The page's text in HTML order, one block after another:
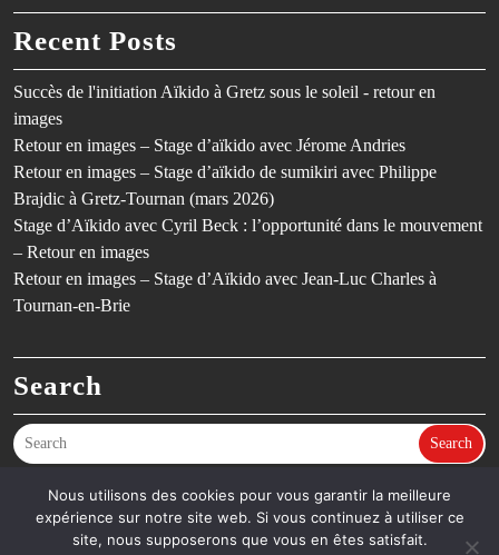
Recent Posts
Succès de l'initiation Aïkido à Gretz sous le soleil - retour en
images
Retour en images – Stage d’aïkido avec Jérome Andries
Retour en images – Stage d’aïkido de sumikiri avec Philippe
Brajdic à Gretz-Tournan (mars 2026)
Stage d’Aïkido avec Cyril Beck : l’opportunité dans le mouvement
– Retour en images
Retour en images – Stage d’Aïkido avec Jean-Luc Charles à
Tournan-en-Brie
Search
Search
©SCGT Aïkido – Aïkido en Seine-et-Marne (77) – Dojo de Gretz-
Armainvilliers & Tournan-en-Brie - Thème FitnessBy Ovation
Nous utilisons des cookies pour vous garantir la meilleure
expérience sur notre site web. Si vous continuez à utiliser ce
site, nous supposerons que vous en êtes satisfait.